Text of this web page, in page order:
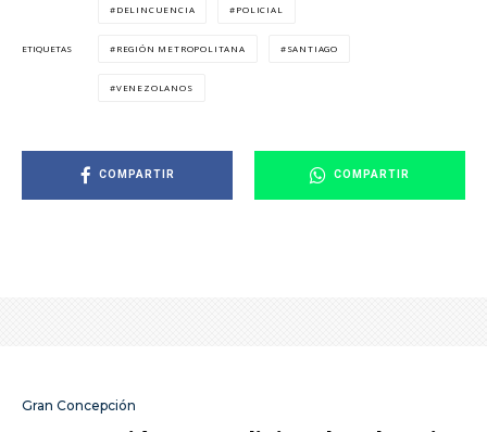
ETIQUETAS
DELINCUENCIA POLICIAL
REGIÓN METROPOLITANA SANTIAGO
VENEZOLANOS
COMPARTIR COMPARTIR
Gran Concepción